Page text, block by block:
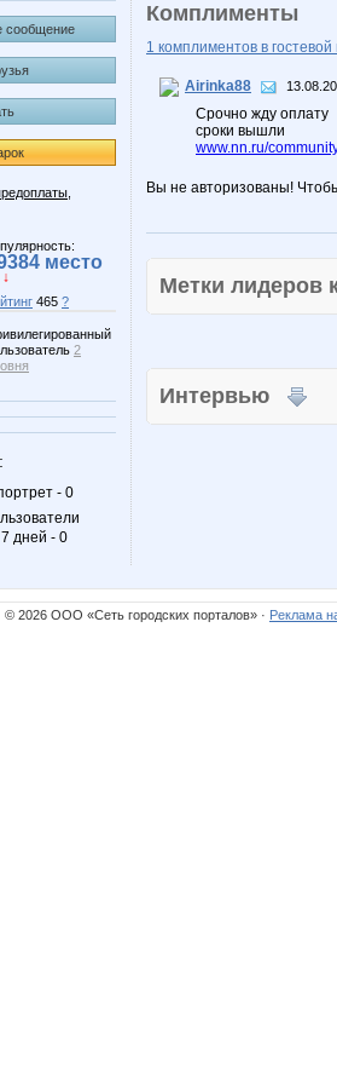
сообщение
место
465 ?
2
- 0
дней - 0
Комплименты
1 комплиментов в гостевой
Airinka88
Срочно жду оплату
сроки вышли
www.nn.ru/
Вы не авторизованы!
Метки
Интервью
© 2026 ООО «Сеть городских порталов» · Реклама